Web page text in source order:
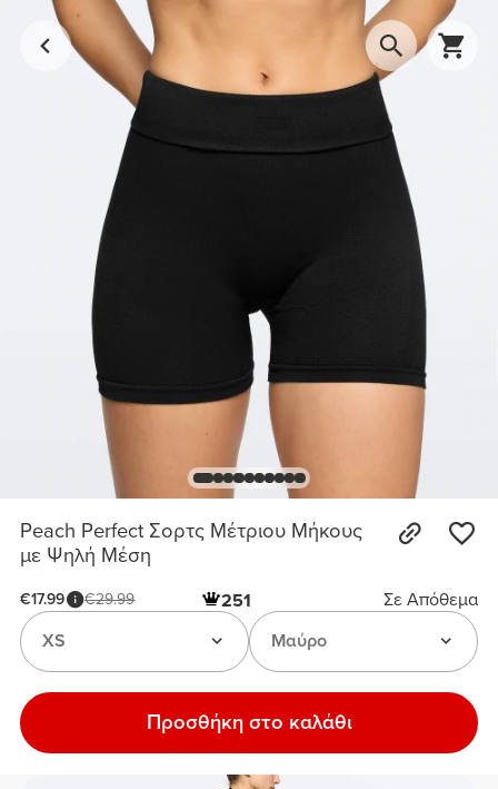
Peach Perfect Σορτς Μέτριου Μήκους
με Ψηλή Μέση
€17.99 €29.99 251
Σε Απόθεμα
Μαύρο
XS
Προσθήκη στο καλάθι